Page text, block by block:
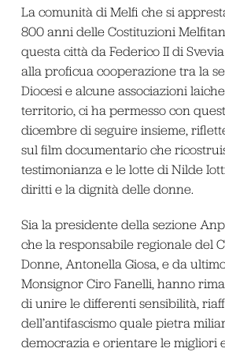
La comunità di Melfi che si
800 anni delle Costituzioni
questa città da Federico II di
alla proficua cooperazione tra la
Diocesi e alcune associazioni
territorio, ci ha permesso con
dicembre di seguire insieme,
sul film documentario che
testimonianza e le lotte di Nilde
diritti e la dignità delle donne.
Sia la presidente della sezione
che la responsabile regionale del
Donne, Antonella Giosa, e da
Monsignor Ciro Fanelli, hanno
di unire le differenti sensibilità,
dell’antifascismo quale pietra
democrazia e orientare le migliori